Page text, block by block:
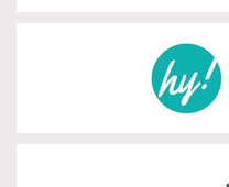
zur